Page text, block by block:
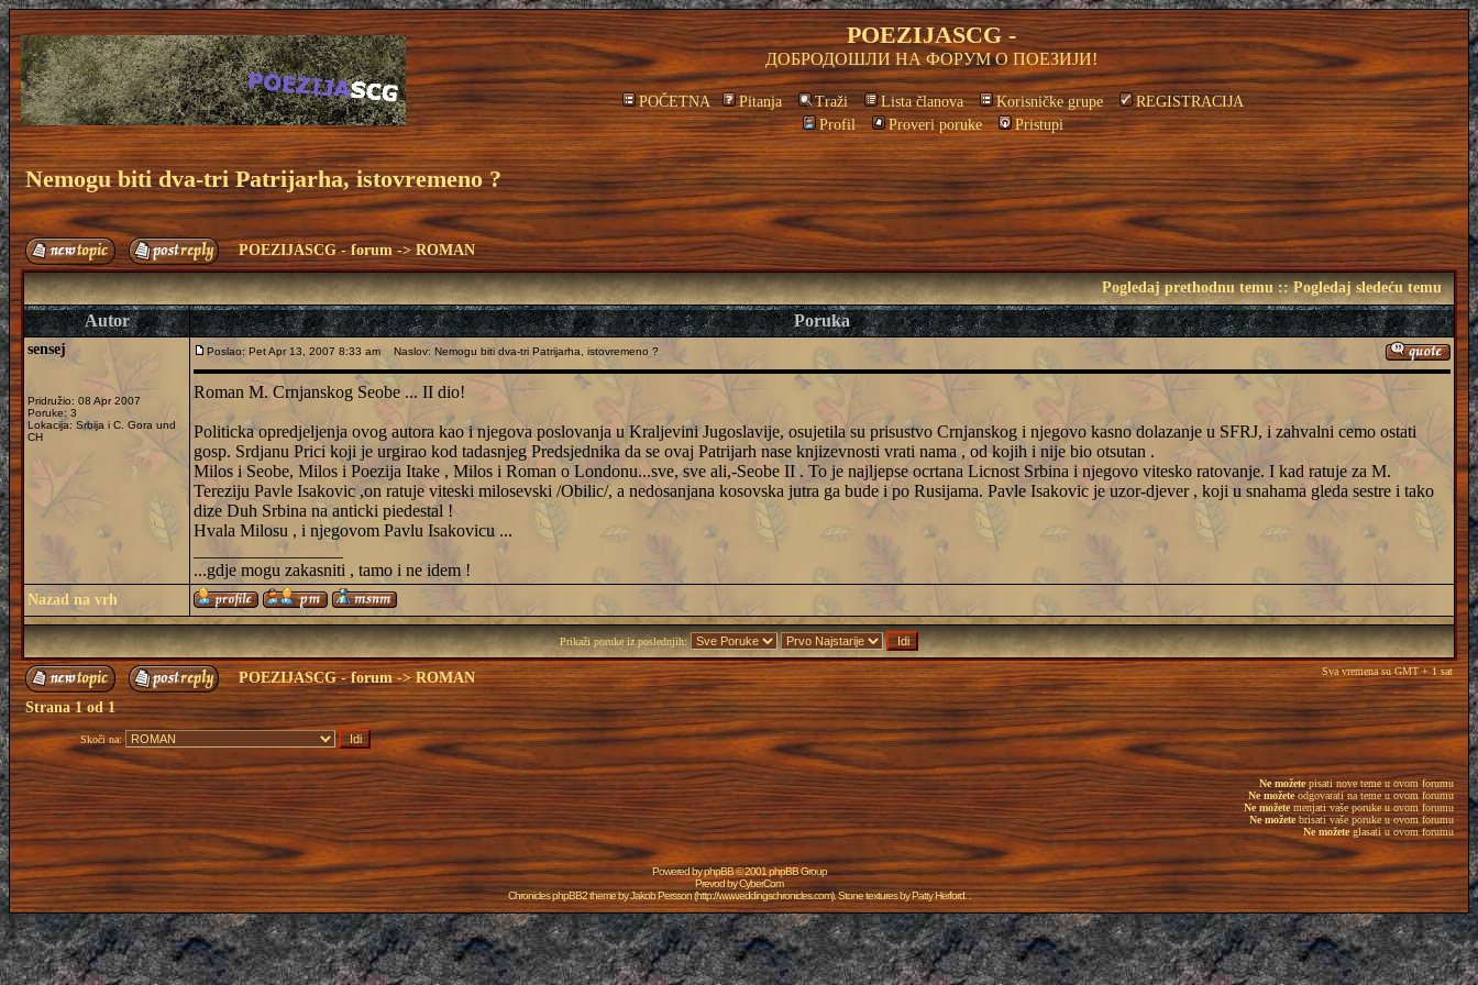
POEZIJASCG -
ДОБРОДОШЛИ НА ФОРУМ О ПОЕЗИЈИ!
POČETNA Pitanja Traži Lista članova Korisničke grupe
REGISTRACIJA
Profil
Proveri poruke Pristupi
Nemogu biti dva-tri Patrijarha, istovremeno ?
POEZIJASCG - forum ->ROMAN
Pogledaj prethodnu temu::Pogledaj sledeću temu
Autor Poruka
sensej
Pridružio: 08 Apr 2007
Poruke: 3
Lokacija: Srbija i C. Gora und
CH
Poslao: Pet Apr 13, 2007 8:33 am Naslov: Nemogu biti dva-tri Patrijarha, istovremeno ?
Roman M. Crnjanskog Seobe ... II dio!
Politicka opredjeljenja ovog autora kao i njegova poslovanja u Kraljevini Jugoslavije, osujetila su prisustvo Crnjanskog i njegovo kasno dolazanje u SFRJ, i zahvalni cemo ostati
gosp. Srdjanu Prici koji je urgirao kod tadasnjeg Predsjednika da se ovaj Patrijarh nase knjizevnosti vrati nama , od kojih i nije bio otsutan .
Milos i Seobe, Milos i Poezija Itake , Milos i Roman o Londonu...sve, sve ali,-Seobe II . To je najljepse ocrtana Licnost Srbina i njegovo vitesko ratovanje. I kad ratuje za M.
Tereziju Pavle Isakovic ,on ratuje viteski milosevski /Obilic/, a nedosanjana kosovska jutra ga bude i po Rusijama. Pavle Isakovic je uzor-djever , koji u snahama gleda sestre i tako
dize Duh Srbina na anticki piedestal !
Hvala Milosu , i njegovom Pavlu Isakovicu ...
_________________
...gdje mogu zakasniti , tamo i ne idem !
Nazad na vrh
Prikaži poruke iz poslednjih:
POEZIJASCG - forum->ROMAN Sva vremena su GMT + 1 sat
Strana1od1
Skoči na:
Ne možetepisati nove teme u ovom forumu
Ne možeteodgovarati na teme u ovom forumu
Ne možetemenjati vaše poruke u ovom forumu
Ne možetebrisati vaše poruke u ovom forumu
Ne možeteglasati u ovom forumu
Powered byphpBB© 2001 phpBB Group
Prevod byCyberCom
Chronicles phpBB2 theme byJakob Persson(http://www.eddingschronicles.com). Stone textures byPatty Herford. .